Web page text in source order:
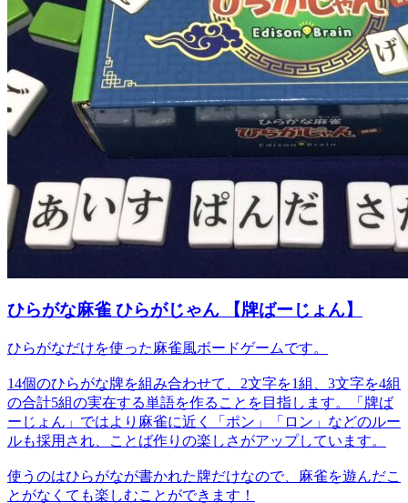
ひらがな麻雀 ひらがじゃん 【牌ばーじょん】
ひらがなだけを使った麻雀風ボードゲームです。
14個のひらがな牌を組み合わせて、2文字を1組、3文字を4組
の合計5組の実在する単語を作ることを目指します。「牌ば
ーじょん」ではより麻雀に近く「ポン」「ロン」などのルー
ルも採用され、ことば作りの楽しさがアップしています。
使うのはひらがなが書かれた牌だけなので、麻雀を遊んだこ
とがなくても楽しむことができます！